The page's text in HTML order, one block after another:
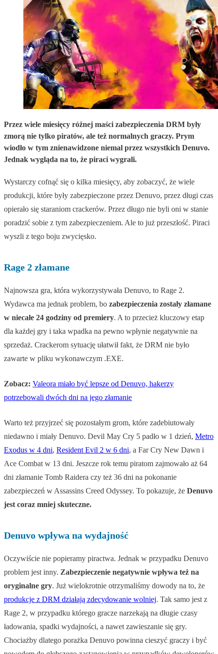
Przez wiele miesięcy różnej maści zabezpieczenia DRM były
zmorą nie tylko piratów, ale też normalnych graczy. Prym
wiodło w tym znienawidzone niemal przez wszystkich Denuvo.
Jednak wygląda na to, że piraci wygrali.
Wystarczy cofnąć się o kilka miesięcy, aby zobaczyć, że wiele
produkcji, które były zabezpieczone przez Denuvo, przez długi czas
opierało się staraniom crackerów. Przez długo nie byli oni w stanie
poradzić sobie z tym zabezpieczeniem. Ale to już przeszłość. Piraci
wyszli z tego boju zwycięsko.
Rage 2 złamane
Najnowsza gra, która wykorzystywała Denuvo, to Rage 2.
Wydawca ma jednak problem, bo zabezpieczenia zostały złamane
w niecałe 24 godziny od premiery. A to przecież kluczowy etap
dla każdej gry i taka wpadka na pewno wpłynie negatywnie na
sprzedaż. Crackerom sytuację ułatwił fakt, że DRM nie było
zawarte w pliku wykonawczym .EXE.
Zobacz: Valeora miało być lepsze od Denuvo, hakerzy
potrzebowali dwóch dni na jego złamanie
Warto też przyjrzeć się pozostałym grom, które zadebiutowały
niedawno i miały Denuvo. Devil May Cry 5 padło w 1 dzień, Metro
Exodus w 4 dni, Resident Evil 2 w 6 dni, a Far Cry New Dawn i
Ace Combat w 13 dni. Jeszcze rok temu piratom zajmowało aż 64
dni złamanie Tomb Raidera czy też 36 dni na pokonanie
zabezpieczeń w Assassins Creed Odyssey. To pokazuje, że Denuvo
jest coraz mniej skuteczne.
Denuvo wpływa na wydajność
Oczywiście nie popieramy piractwa. Jednak w przypadku Denuvo
problem jest inny. Zabezpieczenie negatywnie wpływa też na
oryginalne gry. Już wielokrotnie otrzymaliśmy dowody na to, że
produkcje z DRM działają zdecydowanie wolniej. Tak samo jest z
Rage 2, w przypadku którego gracze narzekają na długie czasy
ładowania, spadki wydajności, a nawet zawieszanie się gry.
Chociażby dlatego porażka Denuvo powinna cieszyć graczy i być